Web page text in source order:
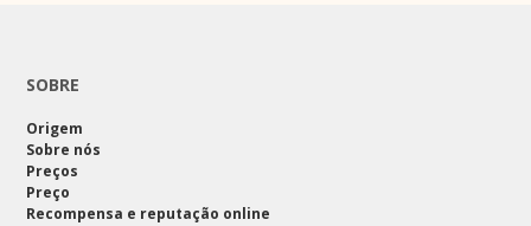
SOBRE
Origem
Sobre nós
Preços
Preço
Recompensa e reputação online